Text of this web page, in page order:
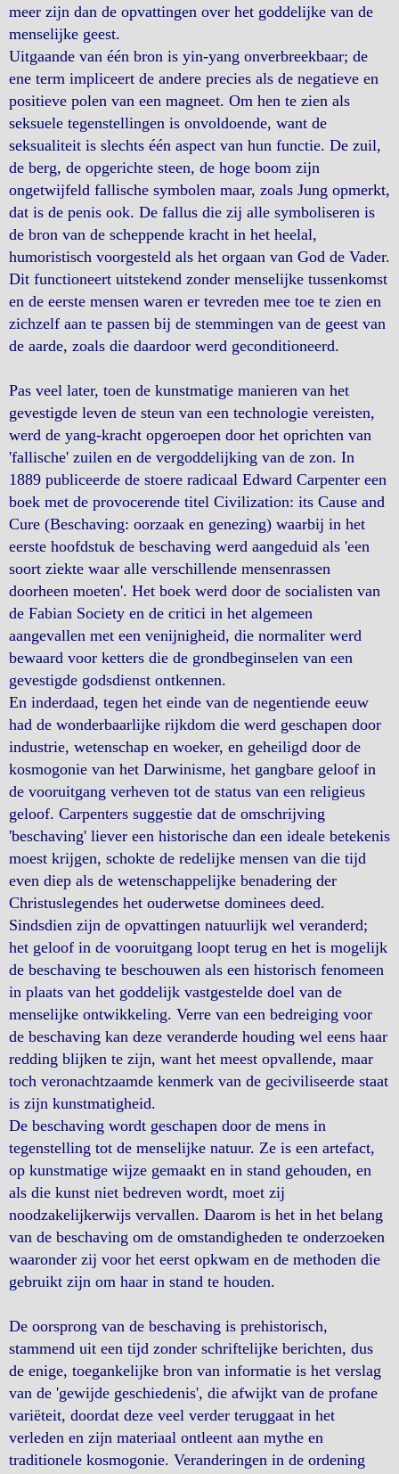
meer zijn dan de opvattingen over het goddelijke van de
menselijke geest.
Uitgaande van één bron is yin-yang onverbreekbaar; de
ene term impliceert de andere precies als de negatieve en
positieve polen van een magneet. Om hen te zien als
seksuele tegenstellingen is onvoldoende, want de
seksualiteit is slechts één aspect van hun functie. De zuil,
de berg, de opgerichte steen, de hoge boom zijn
ongetwijfeld fallische symbolen maar, zoals Jung opmerkt,
dat is de penis ook. De fallus die zij alle symboliseren is
de bron van de scheppende kracht in het heelal,
humoristisch voorgesteld als het orgaan van God de Vader.
Dit functioneert uitstekend zonder menselijke tussenkomst
en de eerste mensen waren er tevreden mee toe te zien en
zichzelf aan te passen bij de stemmingen van de geest van
de aarde, zoals die daardoor werd geconditioneerd.
Pas veel later, toen de kunstmatige manieren van het
gevestigde leven de steun van een technologie vereisten,
werd de yang-kracht opgeroepen door het oprichten van
'fallische' zuilen en de vergoddelijking van de zon. In
1889 publiceerde de stoere radicaal Edward Carpenter een
boek met de provocerende titel Civilization: its Cause and
Cure (Beschaving: oorzaak en genezing) waarbij in het
eerste hoofdstuk de beschaving werd aangeduid als 'een
soort ziekte waar alle verschillende mensenrassen
doorheen moeten'. Het boek werd door de socialisten van
de Fabian Society en de critici in het algemeen
aangevallen met een venijnigheid, die normaliter werd
bewaard voor ketters die de grondbeginselen van een
gevestigde godsdienst ontkennen.
En inderdaad, tegen het einde van de negentiende eeuw
had de wonderbaarlijke rijkdom die werd geschapen door
industrie, wetenschap en woeker, en geheiligd door de
kosmogonie van het Darwinisme, het gangbare geloof in
de vooruitgang verheven tot de status van een religieus
geloof. Carpenters suggestie dat de omschrijving
'beschaving' liever een historische dan een ideale betekenis
moest krijgen, schokte de redelijke mensen van die tijd
even diep als de wetenschappelijke benadering der
Christuslegendes het ouderwetse dominees deed.
Sindsdien zijn de opvattingen natuurlijk wel veranderd;
het geloof in de vooruitgang loopt terug en het is mogelijk
de beschaving te beschouwen als een historisch fenomeen
in plaats van het goddelijk vastgestelde doel van de
menselijke ontwikkeling. Verre van een bedreiging voor
de beschaving kan deze veranderde houding wel eens haar
redding blijken te zijn, want het meest opvallende, maar
toch veronachtzaamde kenmerk van de geciviliseerde staat
is zijn kunstmatigheid.
De beschaving wordt geschapen door de mens in
tegenstelling tot de menselijke natuur. Ze is een artefact,
op kunstmatige wijze gemaakt en in stand gehouden, en
als die kunst niet bedreven wordt, moet zij
noodzakelijkerwijs vervallen. Daarom is het in het belang
van de beschaving om de omstandigheden te onderzoeken
waaronder zij voor het eerst opkwam en de methoden die
gebruikt zijn om haar in stand te houden.
De oorsprong van de beschaving is prehistorisch,
stammend uit een tijd zonder schriftelijke berichten, dus
de enige, toegankelijke bron van informatie is het verslag
van de 'gewijde geschiedenis', die afwijkt van de profane
variëteit, doordat deze veel verder teruggaat in het
verleden en zijn materiaal ontleent aan mythe en
traditionele kosmogonie. Veranderingen in de ordening